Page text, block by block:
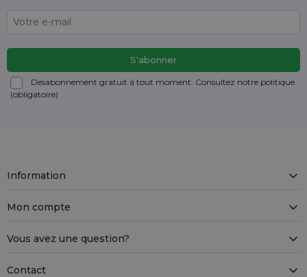
Désabonnement gratuit à tout moment. Consultez notre politique.
(obligatoire)
Information
Mon compte
Vous avez une question?
Contact